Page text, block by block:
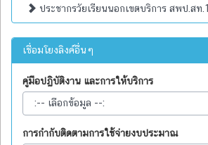
ประชากรวัยเรียนนอกเขตบริการ สพป.สท.1
เชื่อมโยงลิงค์อื่นๆ
คู่มือปฏิบัติงาน และการให้บริการ
การกำกับติดตามการใช้จ่ายงบประมาณ